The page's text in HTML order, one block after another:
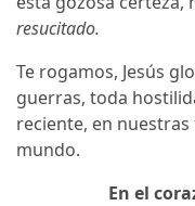
resucitado.
Te rogamos, Jesús
guerras, toda
reciente, en
mundo.
En el